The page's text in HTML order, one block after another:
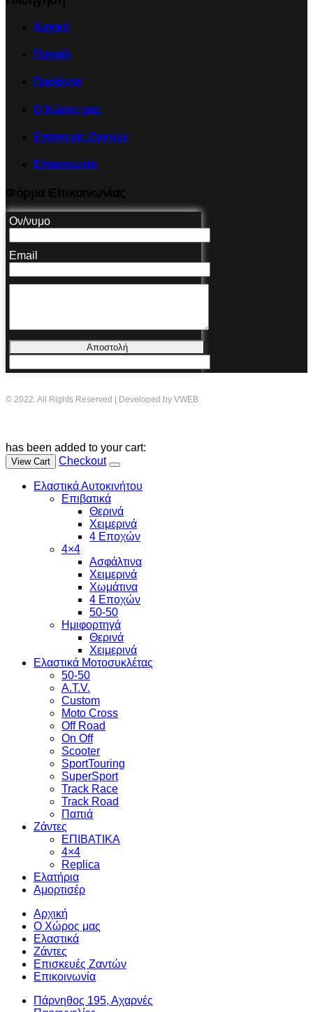
Αρχική
Προφίλ
Προϊόντα
Ο Χώρος μας
Επισκευές Ζαντών
Επικοινωνία
Ον/νυμο
Email
Αποστολή
© 2022. All Rights Reserved | Developed by VWEB
has been added to your cart:
View Cart Checkout
Ελαστικά Αυτοκινήτου
Επιβατικά
Θερινά
Χειμερινά
4 Εποχών
4×4
Ασφάλτινα
Χειμερινά
Χωμάτινα
4 Εποχών
50-50
Ημιφορτηγά
Θερινά
Χειμερινά
Ελαστικά Μοτοσυκλέτας
50-50
A.T.V.
Custom
Moto Cross
Off Road
On Off
Scooter
SportTouring
SuperSport
Track Race
Track Road
Παπιά
Ζάντες
ΕΠΙΒΑΤΙΚΑ
4×4
Replica
Ελατήρια
Αμορτισέρ
Αρχική
Ο Χώρος μας
Ελαστικά
Ζάντες
Επισκευές Ζαντών
Επικοινωνία
Πάρνηθος 195, Αχαρνές